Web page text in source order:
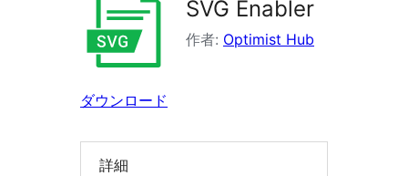
SVG Enabler
作者: Optimist Hub
ダウンロード
詳細